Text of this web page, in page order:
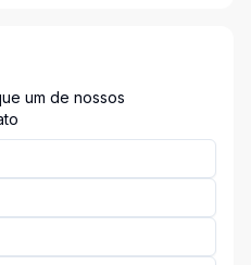
um de nossos